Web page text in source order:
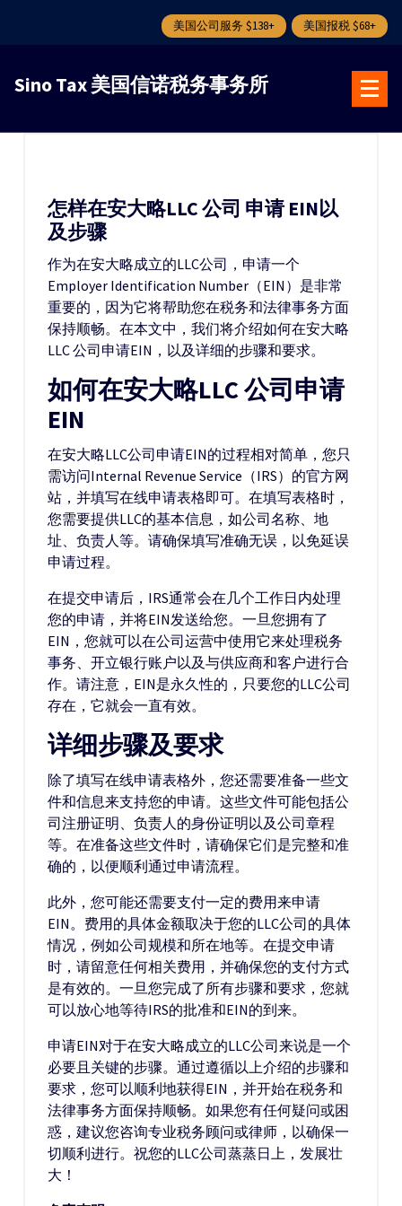
美国公司服务 $138+ 美国报税 $68+
Sino Tax 美国信诺税务事务所
怎样在安大略LLC 公司 申请 EIN以
及步骤
作为在安大略成立的LLC公司，申请一个
Employer Identification Number（EIN）是非常
重要的，因为它将帮助您在税务和法律事务方面
保持顺畅。在本文中，我们将介绍如何在安大略
LLC 公司申请EIN，以及详细的步骤和要求。
如何在安大略LLC 公司申请
EIN
在安大略LLC公司申请EIN的过程相对简单，您只
需访问Internal Revenue Service（IRS）的官方网
站，并填写在线申请表格即可。在填写表格时，
您需要提供LLC的基本信息，如公司名称、地
址、负责人等。请确保填写准确无误，以免延误
申请过程。
在提交申请后，IRS通常会在几个工作日内处理
您的申请，并将EIN发送给您。一旦您拥有了
EIN，您就可以在公司运营中使用它来处理税务
事务、开立银行账户以及与供应商和客户进行合
作。请注意，EIN是永久性的，只要您的LLC公司
存在，它就会一直有效。
详细步骤及要求
除了填写在线申请表格外，您还需要准备一些文
件和信息来支持您的申请。这些文件可能包括公
司注册证明、负责人的身份证明以及公司章程
等。在准备这些文件时，请确保它们是完整和准
确的，以便顺利通过申请流程。
此外，您可能还需要支付一定的费用来申请
EIN。费用的具体金额取决于您的LLC公司的具体
情况，例如公司规模和所在地等。在提交申请
时，请留意任何相关费用，并确保您的支付方式
是有效的。一旦您完成了所有步骤和要求，您就
可以放心地等待IRS的批准和EIN的到来。
申请EIN对于在安大略成立的LLC公司来说是一个
必要且关键的步骤。通过遵循以上介绍的步骤和
要求，您可以顺利地获得EIN，并开始在税务和
法律事务方面保持顺畅。如果您有任何疑问或困
惑，建议您咨询专业税务顾问或律师，以确保一
切顺利进行。祝您的LLC公司蒸蒸日上，发展壮
大！